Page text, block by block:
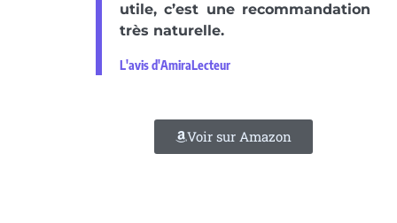
utile, c’est une recommandation
très naturelle.
L'avis d'AmiraLecteur
Voir sur Amazon